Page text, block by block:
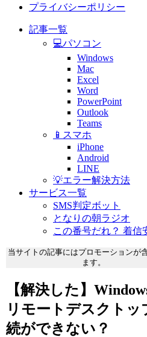
プライバシーポリシー
記事一覧
💻パソコン
Windows
Mac
Excel
Word
PowerPoint
Outlook
Teams
📱スマホ
iPhone
Android
LINE
💡エラー解決方法
サービス一覧
SMS判定ボット
となりの朝ラジオ
この番号だれ？ 着信
当サイトの記事にはプロモーションが
ます。
【解決した】
リモートデスクトッ
続ができない？